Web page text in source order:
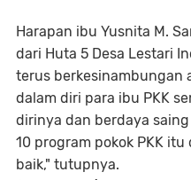
Harapan ibu Yusnita M.
dari Huta 5 Desa Lestari
terus berkesinambungan
dalam diri para ibu PKK
dirinya dan berdaya
10 program pokok PKK
baik," tutupnya.